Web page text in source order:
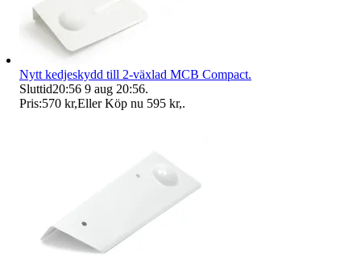
Nytt kedjeskydd till 2-växlad MCB Compact.
Sluttid20:56 9 aug 20:56.
Pris:570 kr,Eller Köp nu 595 kr,.